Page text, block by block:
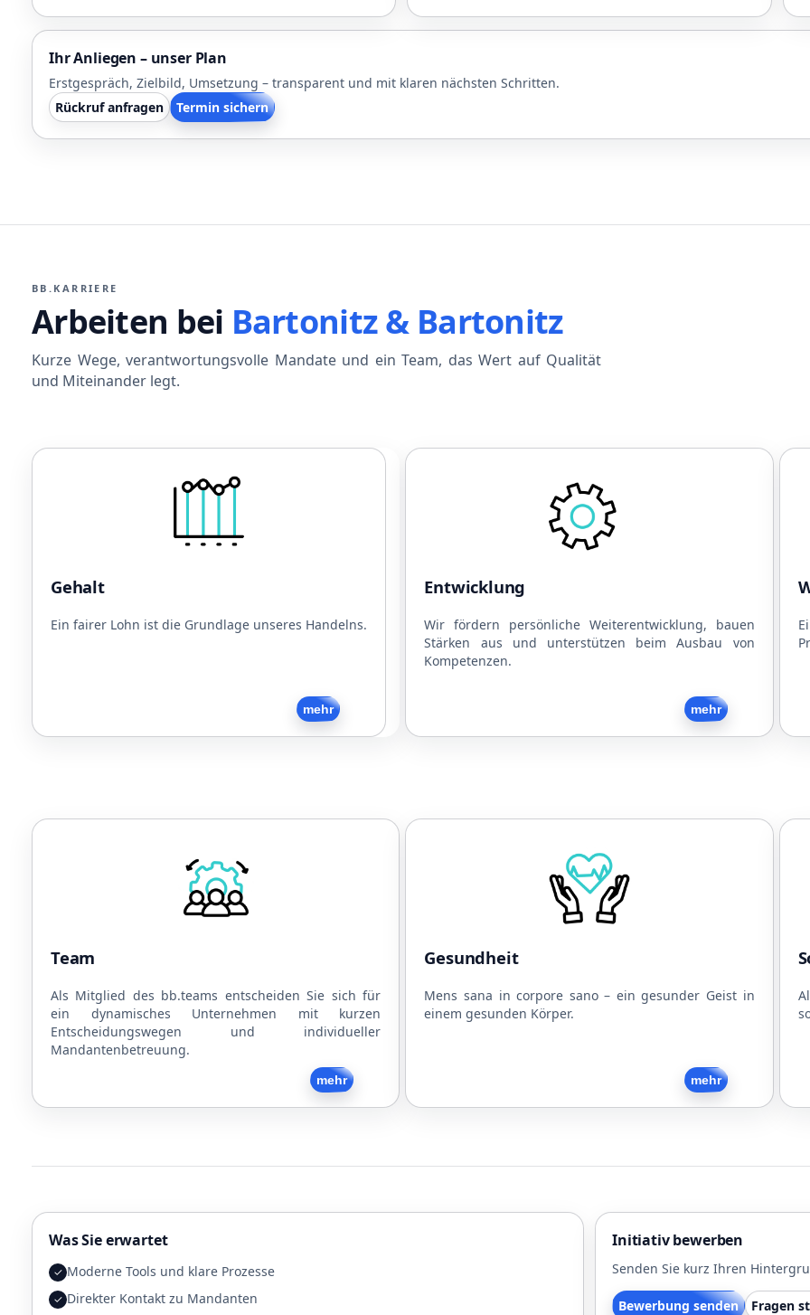
Ihr Anliegen – unser Plan
Erstgespräch, Zielbild, Umsetzung – transparent und mit klaren nächsten Schritten.
Rückruf anfragen
Termin sichern
BB.KARRIERE
Arbeiten bei Bartonitz & Bartonitz
Kurze Wege, verantwortungsvolle Mandate und ein Team, das Wert auf Qualität
und Miteinander legt.
Gehalt
Ein fairer Lohn ist die Grundlage unseres Handelns.
mehr
Betriebliche Altersvorsorge
Dienstfahrzeug (Rad/PKW)
Kostenlose Snacks und Getränke
Entwicklung
Wir fördern persönliche Weiterentwicklung, bauen
Stärken aus und unterstützen beim Ausbau von
Kompetenzen.
mehr
Einführungsprogramm zu Beginn
Fester Ansprechpartner für die
Interne und externe Schulungen
Strukturierte Arbeitsabläufe
Flache Hierarchien
Team
Als Mitglied des bb.teams entscheiden Sie sich für
ein dynamisches Unternehmen mit kurzen
Entscheidungswegen und individueller
Mandantenbetreuung.
mehr
Sport
Gemeinsames Essen
Gesundheit
Mens sana in corpore sano – ein gesunder Geist in
einem gesunden Körper.
mehr
Kooperationen mit Physiotherapeuten
Kooperationen mit Ärzten
Kooperationen mit Fitnesscentern
Was Sie erwartet
✓ Moderne Tools und klare Prozesse
✓ Direkter Kontakt zu Mandanten
Initiativ bewerben
Senden Sie kurz Ihren
Bewerbung senden Fragen